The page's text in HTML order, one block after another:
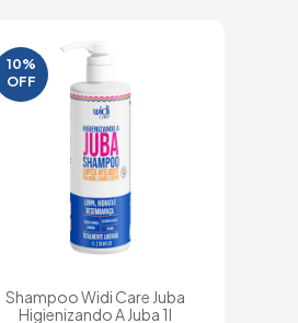
10%
OFF
Shampoo Widi Care Juba
Higienizando A Juba 1l